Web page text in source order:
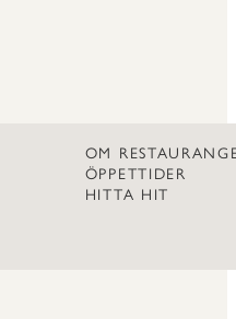
OM
ÖPPETTIDER
HITTA HIT